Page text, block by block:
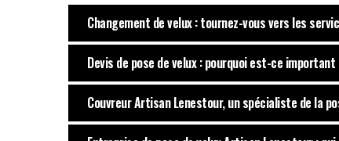
Changement de velux : tournez-vous vers les
Devis de pose de velux : pourquoi est-ce important
Couvreur Artisan Lenestour, un spécialiste de la